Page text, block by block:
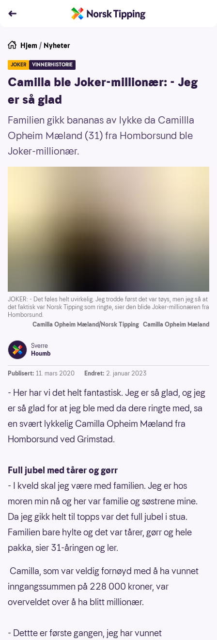
Hjem / Nyheter
JOKER VINNERHISTORIE
Camilla ble Joker-millionær: - Jeg
er så glad
Familien gikk bananas av lykke da Camillla
Opheim Mæland (31) fra Homborsund ble
Joker-millionær.
JOKER: - Det føles helt uvirkelig. Jeg trodde først det var tøys, men jeg så at
det faktisk var Norsk Tipping som ringte, sier den blide Joker-millionæren fra
Homborsund.
Camilla Opheim Mæland/Norsk Tipping Camilla Opheim Mæland
Sverre
Houmb
Publisert: 11. mars 2020 Endret: 2. januar 2023
- Her har vi det helt fantastisk. Jeg er så glad, og jeg
er så glad for at jeg ble med da dere ringte med, sa
en svært lykkelig Camilla Opheim Mæland fra
Homborsund ved Grimstad.
Full jubel med tårer og gørr
- I kveld skal jeg være med familien. Jeg er hos
moren min nå og her var familie og søstrene mine.
Da jeg gikk helt til topps var det full jubel i stua.
Familien bare hylte og det var tårer, gørr og hele
pakka, sier 31-åringen og ler.
Camilla, som var veldig fornøyd med å ha vunnet
inngangssummen på 228 000 kroner, var
overveldet over å ha blitt millionær.
- Dettte er første gangen, jeg har vunnet